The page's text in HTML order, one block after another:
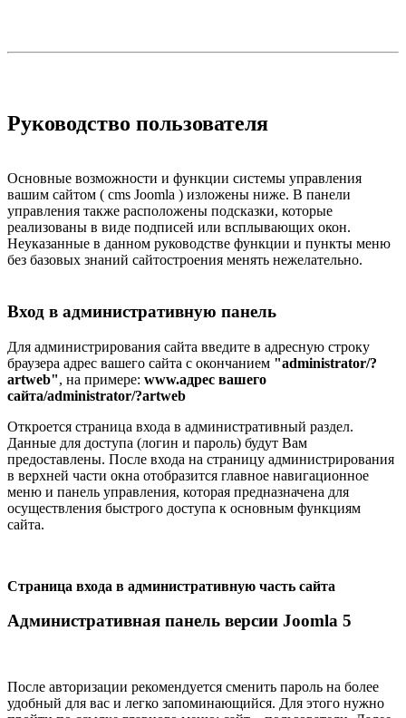
Руководство пользователя
Основные возможности и функции системы управления
вашим сайтом ( cms Joomla ) изложены ниже. В панели
управления также расположены подсказки, которые
реализованы в виде подписей или всплывающих окон.
Неуказанные в данном руководстве функции и пункты меню
без базовых знаний сайтостроения менять нежелательно.
Вход в административную панель
Для администрирования сайта введите в адресную строку
браузера адрес вашего сайта с окончанием "administrator/?
artweb", на примере: www.адрес вашего
сайта/administrator/?artweb
Откроется страница входа в административный раздел.
Данные для доступа (логин и пароль) будут Вам
предоставлены. После входа на страницу администрирования
в верхней части окна отобразится главное навигационное
меню и панель управления, которая предназначена для
осуществления быстрого доступа к основным функциям
сайта.
Страница входа в административную часть сайта
Административная панель версии Joomla 5
После авторизации рекомендуется сменить пароль на более
удобный для вас и легко запоминающийся. Для этого нужно